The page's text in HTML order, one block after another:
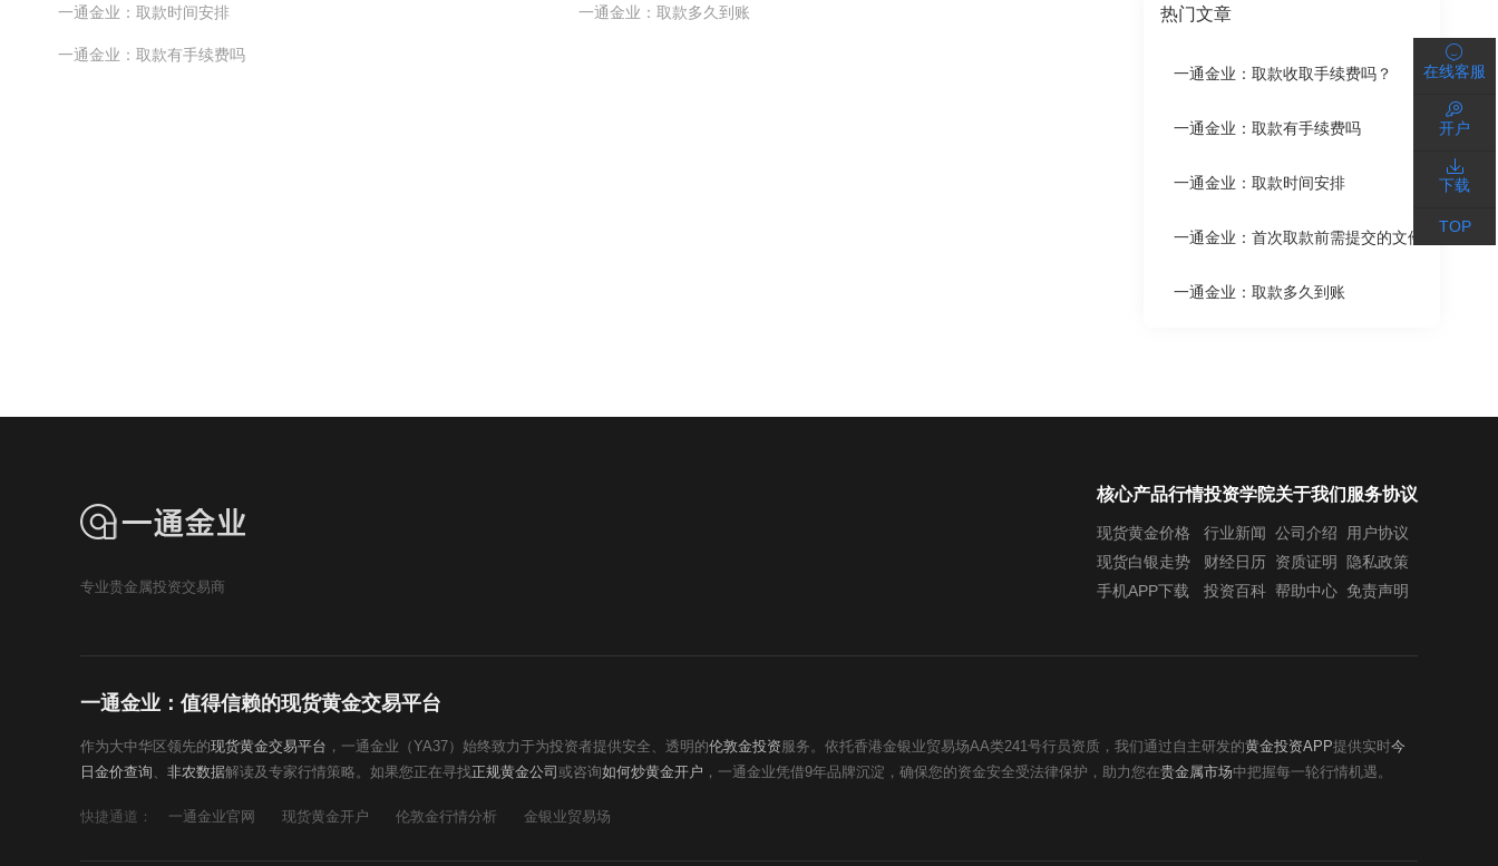
一通金业：取款时间安排 一通金业：取款多久到账
一通金业：取款有手续费吗
热门文章
一通金业：取款收取手续费吗？
一通金业：取款有手续费吗
一通金业：取款时间安排
一通金业：首次取款前需提交的文件
一通金业：取款多久到账
专业贵金属投资交易商
核心产品行情
现货黄金价格
现货白银走势
手机APP下载
投资学院
行业新闻
财经日历
投资百科
关于我们
公司介绍
资质证明
帮助中心
服务协议
用户协议
隐私政策
免责声明
一通金业：值得信赖的现货黄金交易平台
作为大中华区领先的现货黄金交易平台 ，一通金业（YA37）始终致力于为投资者提供安全、透明的伦敦金投资服务。依托香港金银业贸易场AA类241号行员资质，我们通过自主研发的黄金投资APP提供实时今
日金价查询 、 非农数据解读及专家行情策略。如果您正在寻找正规黄金公司 或咨询如何炒黄金开户 ，一通金业凭借9年品牌沉淀，确保您的资金安全受法律保护，助力您在贵金属市场中把握每一轮行情机遇。
快捷通道： 一通金业官网 现货黄金开户 伦敦金行情分析 金银业贸易场
在线客服
开户
下载
TOP